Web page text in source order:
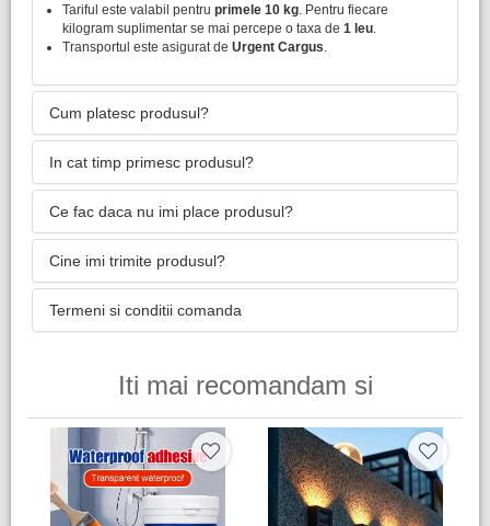
Tariful este valabil pentru primele 10 kg. Pentru fiecare
kilogram suplimentar se mai percepe o taxa de 1 leu.
Transportul este asigurat de Urgent Cargus.
Cum platesc produsul?
In cat timp primesc produsul?
Ce fac daca nu imi place produsul?
Cine imi trimite produsul?
Termeni si conditii comanda
Iti mai recomandam si